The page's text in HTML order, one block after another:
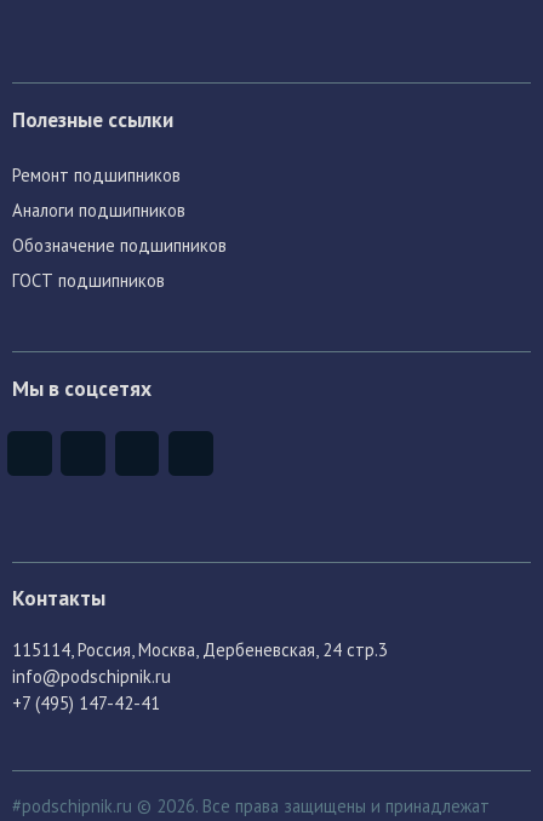
Полезные ссылки
Ремонт подшипников
Аналоги подшипников
Обозначение подшипников
ГОСТ подшипников
Мы в соцсетях
Контакты
115114 , Россия, Москва, Дербеневская, 24 стр.3
info@podschipnik.ru
+7 (495) 147-42-41
#podschipnik.ru © 2026. Все права защищены и принадлежат